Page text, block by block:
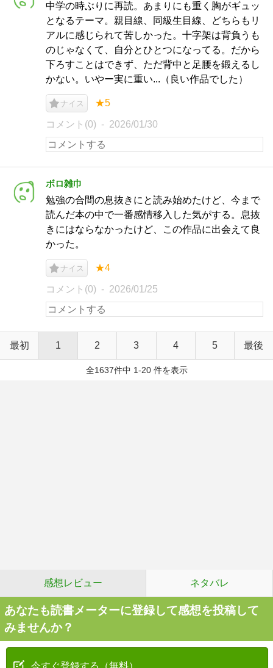
中学の時ぶりに再読。あまりにも重く胸がギュッ
となるテーマ。親目線、同級生目線、どちらもリ
アルに感じられて苦しかった。十字架は背負うも
のじゃなくて、自分とひとつになってる。だから
下ろすことはできず、ただ背中と足腰を鍛えるし
かない。いやー実に重い...（良い作品でした）
ナイス ★5
コメント(0) 2026/01/30
ボロ雑巾
勉強の合間の息抜きにと読み始めたけど、今まで
読んだ本の中で一番感情移入した気がする。息抜
きにはならなかったけど、この作品に出会えて良
かった。
ナイス ★4
コメント(0) 2026/01/25
最初 1 2 3 4 5 最後
全1637件中 1-20 件を表示
感想レビュー ネタバレ
あなたも読書メーターに登録して感想を投稿して
みませんか？
今すぐ登録する（無料）